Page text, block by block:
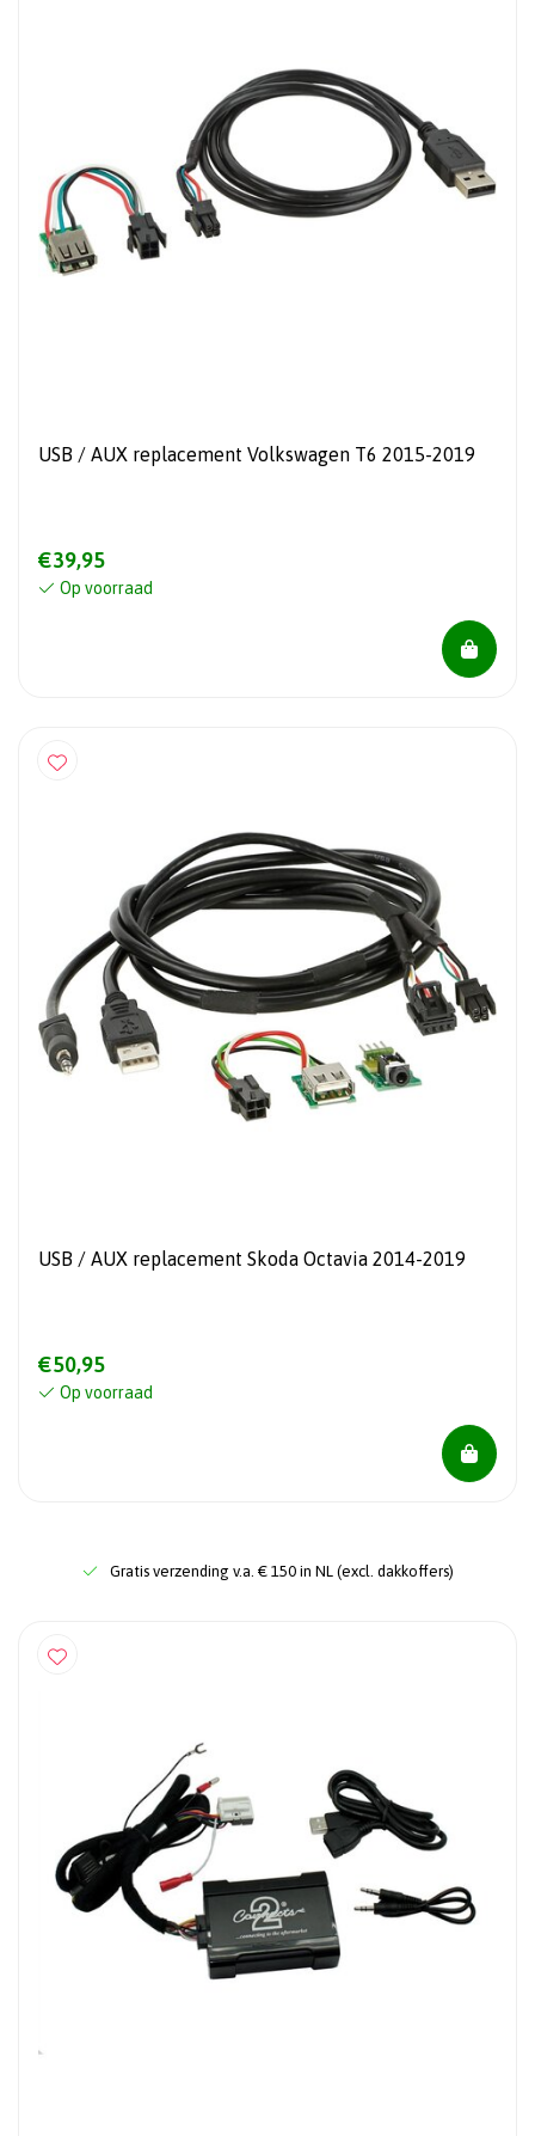
USB / AUX replacement Volkswagen T6 2015-2019
€39,95
Op voorraad
USB / AUX replacement Skoda Octavia 2014-2019
€50,95
Op voorraad
Gratis verzending v.a. € 150 in NL (excl. dakkoffers)